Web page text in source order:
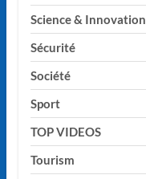
Science & Innovation
Sécurité
Société
Sport
TOP VIDEOS
Tourism